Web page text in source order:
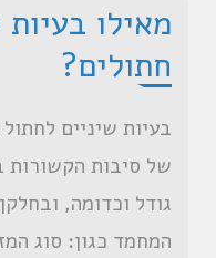
מאילו
חתולים?
בעיות שיניים
של סיבות הקשורות
גודל וכדומה,
המחמד כגון: סוג